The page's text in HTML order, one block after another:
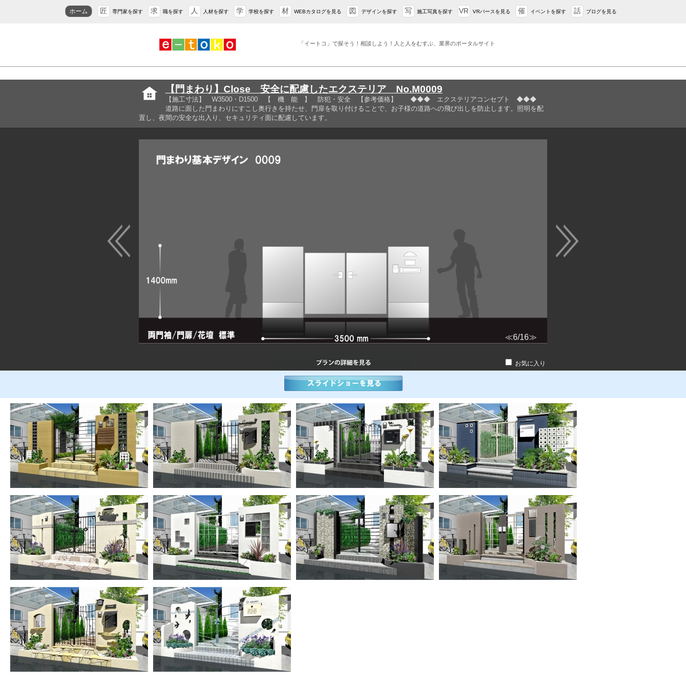
ホーム 匠 専門家を探す 求 職を探す 人 人材を探す 学 学校を探す 材 WEBカタログを見る 図 デザインを探す 写 施工写真を探す VR VRパースを見る 催 イベントを探す 話 ブログを見る
「イートコ」で探そう！相談しよう！人と人をむすぶ、業界のポータルサイト
【門まわり】Close 安全に配慮したエクステリア No.M0009
【施工寸法】 W3500・D1500 【 機 能 】 防犯・安全 【参考価格】 ◆◆◆ エクステリアコンセプト ◆◆◆
道路に面した門まわりにすこし奥行きを持たせ、門扉を取り付けることで、お子様の道路への飛び出しを防止します。照明を配
置し、夜間の安全な出入り、セキュリティ面に配慮しています。
≪6/16≫
お気に入り